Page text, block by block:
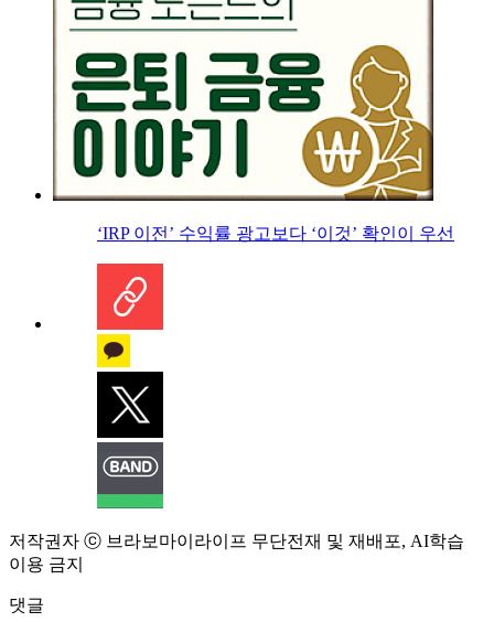
‘IRP 이전’ 수익률 광고보다 ‘이것’ 확인이 우선
저작권자 ⓒ 브라보마이라이프 무단전재 및 재배포, AI학습
이용 금지
댓글